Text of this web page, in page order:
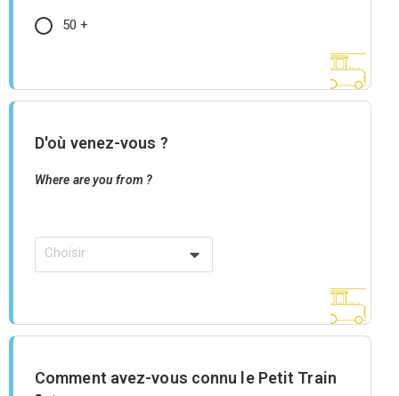
50 +
D'où venez-vous ?
Where are you from ?
Choisir
Comment avez-vous connu le Petit Train